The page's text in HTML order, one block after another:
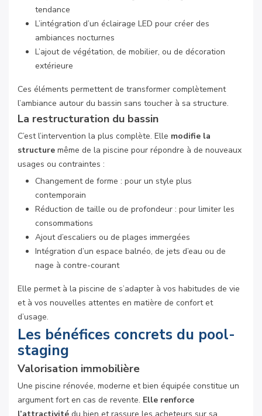
tendance
L’intégration d’un éclairage LED pour créer des
ambiances nocturnes
L’ajout de végétation, de mobilier, ou de décoration
extérieure
Ces éléments permettent de transformer complètement
l’ambiance autour du bassin sans toucher à sa structure.
La restructuration du bassin
C’est l’intervention la plus complète. Elle modifie la
structure même de la piscine pour répondre à de nouveaux
usages ou contraintes :
Changement de forme : pour un style plus
contemporain
Réduction de taille ou de profondeur : pour limiter les
consommations
Ajout d’escaliers ou de plages immergées
Intégration d’un espace balnéo, de jets d’eau ou de
nage à contre-courant
Elle permet à la piscine de s’adapter à vos habitudes de vie
et à vos nouvelles attentes en matière de confort et
d’usage.
Les bénéfices concrets du pool-
staging
Valorisation immobilière
Une piscine rénovée, moderne et bien équipée constitue un
argument fort en cas de revente. Elle renforce